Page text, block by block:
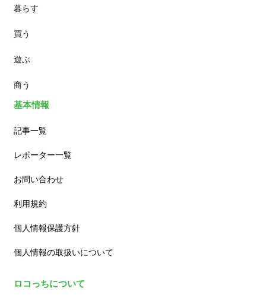
スイーツ
ランチ
カフェ
暮らす
買う
遊ぶ
商う
基本情報
記事一覧
レポーター一覧
お問い合わせ
利用規約
個人情報保護方針
個人情報の取扱いについて
ロコっちについて